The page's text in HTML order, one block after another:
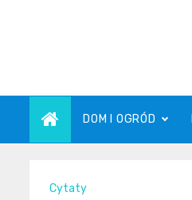
DOM I OGRÓD
Cytaty